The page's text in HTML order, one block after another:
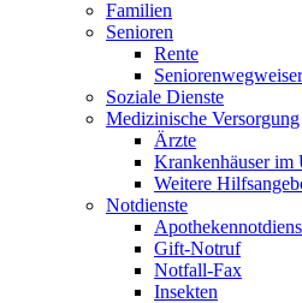
Familien
Senioren
Rente
Seniorenwegweiser
Soziale Dienste
Medizinische Versorgung
Ärzte
Krankenhäuser im
Weitere
Notdienste
Gift-Notruf
Notfall-Fax
Insekten